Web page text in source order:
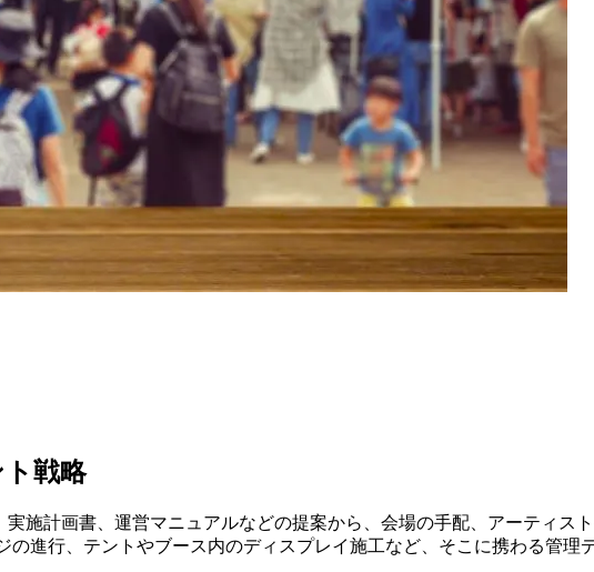
戦略
施計画書、運営マニュアルなどの提案から、会場の手配、アーティス
進行、テントやブース内のディスプレイ施工など、そこに携わる管理